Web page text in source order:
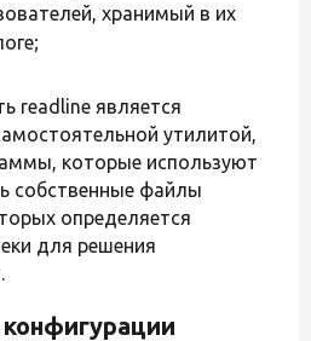
хранимый в их
readline является
утилитой,
которые используют
собственные файлы
определяется
для решения